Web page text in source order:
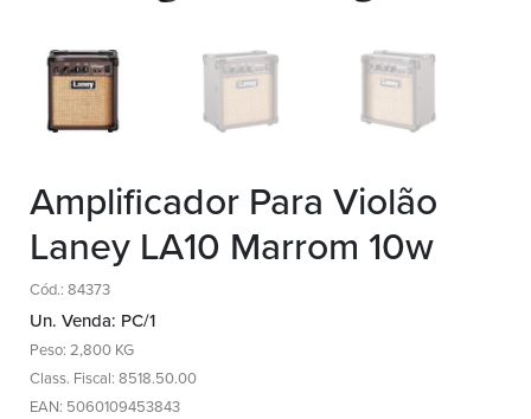
Amplificador Para Violão
Laney LA10 Marrom 10w
Cód.: 84373
Un. Venda: PC/1
Peso: 2,800 KG
Class. Fiscal: 8518.50.00
EAN: 5060109453843